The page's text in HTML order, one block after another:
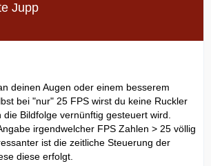
Jupp
deinen Augen oder einem besserem
bei "nur" 25 FPS wirst du keine Ruckler
die Bildfolge vernünftig gesteuert wird.
irgendwelcher FPS Zahlen > 25 völlig
ist die zeitliche Steuerung der
diese erfolgt.